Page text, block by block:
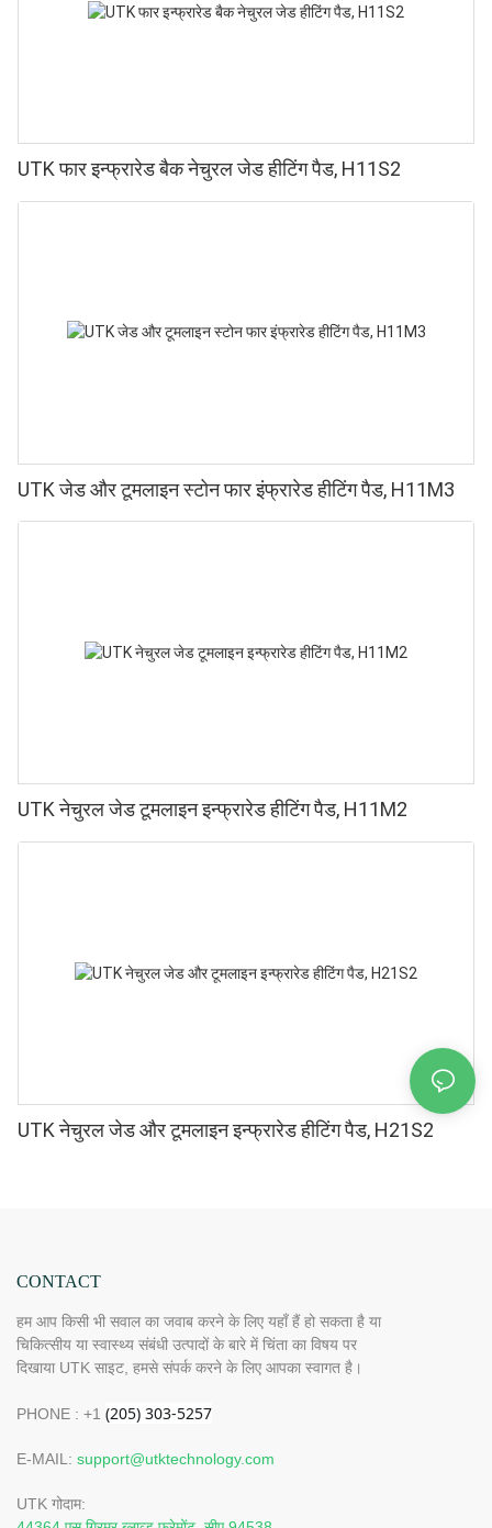
UTK फार इन्फ्रारेड बैक नेचुरल जेड हीटिंग पैड, H11S2
UTK जेड और टूमलाइन स्टोन फार इंफ्रारेड हीटिंग पैड, H11M3
UTK नेचुरल जेड टूमलाइन इन्फ्रारेड हीटिंग पैड, H11M2
UTK नेचुरल जेड और टूमलाइन इन्फ्रारेड हीटिंग पैड, H21S2
CONTACT
हम आप किसी भी सवाल का जवाब करने के लिए यहाँ हैं हो सकता है या
चिकित्सीय या स्वास्थ्य संबंधी उत्पादों के बारे में चिंता का विषय पर
दिखाया UTK साइट, हमसे संपर्क करने के लिए आपका स्वागत है।
PHONE : +1
E-MAIL: support@utktechnology.com
UTK गोदाम: